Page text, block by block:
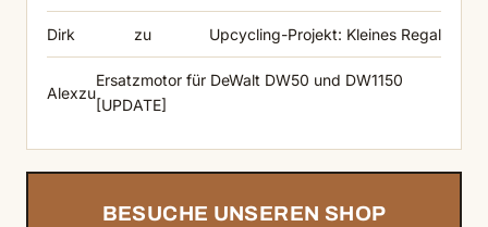
Dirk zu Upcycling-Projekt: Kleines Regal
Alexzu
Ersatzmotor für DeWalt DW50 und DW1150
[UPDATE]
BESUCHE UNSEREN SHOP